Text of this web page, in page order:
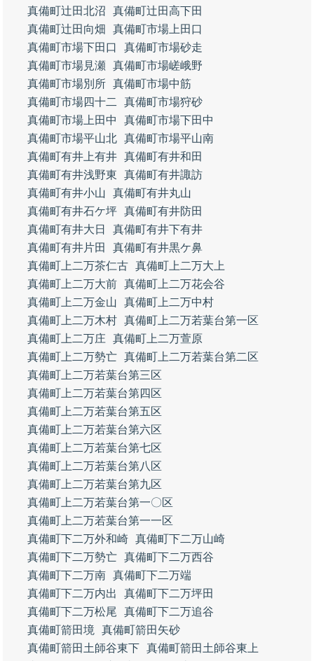
真備町辻田北沼
真備町辻田高下田
真備町辻田向畑
真備町市場上田口
真備町市場下田口
真備町市場砂走
真備町市場見瀬 真備町市場嵯峨野
真備町市場別所 真備町市場中筋
真備町市場四十二
真備町市場狩砂
真備町市場上田中
真備町市場下田中
真備町市場平山北 真備町市場平山南
真備町有井上有井 真備町有井和田
真備町有井浅野東
真備町有井諏訪
真備町有井小山
真備町有井丸山
真備町有井石ケ坪 真備町有井防田
真備町有井大日
真備町有井下有井
真備町有井片田
真備町有井黒ケ鼻
真備町上二万茶仁古 真備町上二万大上
真備町上二万大前 真備町上二万花会谷
真備町上二万金山
真備町上二万中村
真備町上二万木村 真備町上二万若葉台第一区
真備町上二万庄
真備町上二万萱原
真備町上二万勢亡 真備町上二万若葉台第二区
真備町上二万若葉台第三区
真備町上二万若葉台第四区
真備町上二万若葉台第五区
真備町上二万若葉台第六区
真備町上二万若葉台第七区
真備町上二万若葉台第八区
真備町上二万若葉台第九区
真備町上二万若葉台第一〇区
真備町上二万若葉台第一一区
真備町下二万外和崎 真備町下二万山崎
真備町下二万勢亡 真備町下二万西谷
真備町下二万南 真備町下二万端
真備町下二万内出
真備町下二万坪田
真備町下二万松尾
真備町下二万追谷
真備町箭田境
真備町箭田矢砂
真備町箭田土師谷東下 真備町箭田土師谷東上